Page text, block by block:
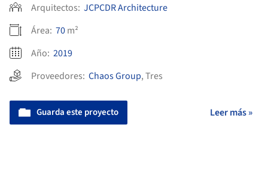
Arquitectos: JCPCDR Architecture
Área: 70m²
Año: 2019
Proveedores: Chaos Group,Tres
Guarda este proyecto Leer más »